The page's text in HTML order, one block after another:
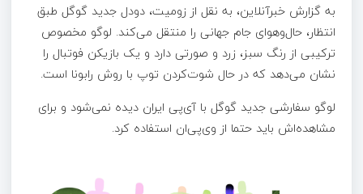
به گزارش خبرآنلاین، به نقل از زومیت، دودل جدید گوگل طبق
انتظار، حال‌وهوای جام جهانی را منتقل می‌کند. لوگو مخصوص
ترکیبی از رنگ سبز، زرد و صورتی دارد و یک بازیکن فوتبال را
نشان می‌دهد که در حال شوت‌کردن توپ با روش رابونا است.
لوگو سفارشی جدید گوگل با آی‌پی ایران دیده نمی‌شود و برای
مشاهده‌اش باید حتما از وی‌پی‌ان استفاده کرد.